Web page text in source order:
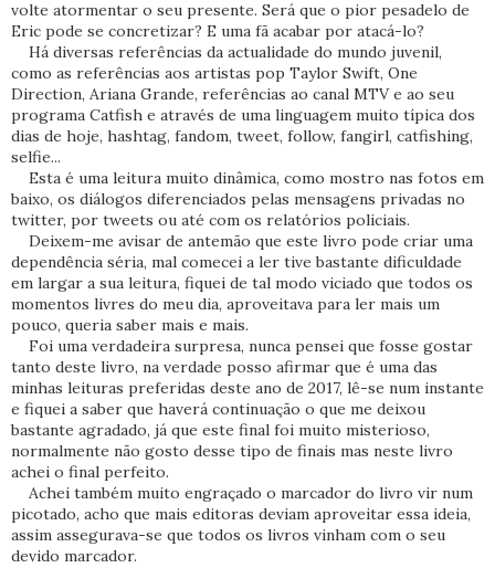
volte atormentar o seu presente. Será que o pior pesadelo de
Eric pode se concretizar? E uma fã acabar por atacá-lo?
Há diversas referências da actualidade do mundo juvenil,
como as referências aos artistas pop Taylor Swift, One
Direction, Ariana Grande, referências ao canal MTV e ao seu
programa Catfish e através de uma linguagem muito típica dos
dias de hoje, hashtag, fandom, tweet, follow, fangirl, catfishing,
selfie...
Esta é uma leitura muito dinâmica, como mostro nas fotos em
baixo, os diálogos diferenciados pelas mensagens privadas no
twitter, por tweets ou até com os relatórios policiais.
Deixem-me avisar de antemão que este livro pode criar uma
dependência séria, mal comecei a ler tive bastante dificuldade
em largar a sua leitura, fiquei de tal modo viciado que todos os
momentos livres do meu dia, aproveitava para ler mais um
pouco, queria saber mais e mais.
Foi uma verdadeira surpresa, nunca pensei que fosse gostar
tanto deste livro, na verdade posso afirmar que é uma das
minhas leituras preferidas deste ano de 2017, lê-se num instante
e fiquei a saber que haverá continuação o que me deixou
bastante agradado, já que este final foi muito misterioso,
normalmente não gosto desse tipo de finais mas neste livro
achei o final perfeito.
Achei também muito engraçado o marcador do livro vir num
picotado, acho que mais editoras deviam aproveitar essa ideia,
assim assegurava-se que todos os livros vinham com o seu
devido marcador.